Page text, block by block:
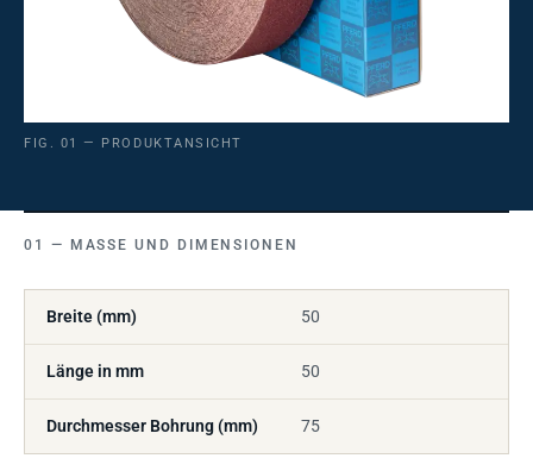
FIG. 01 — PRODUKTANSICHT
MASSE UND DIMENSIONEN
Breite (mm) 50
Länge in mm 50
Durchmesser Bohrung (mm) 75